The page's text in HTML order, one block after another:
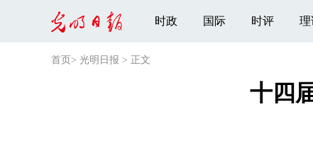
时政 国际 时评 理
首页 > 光明日报 > 正文
十四